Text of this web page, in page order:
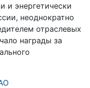
и энергетически
неоднократно
отраслевых
награды за